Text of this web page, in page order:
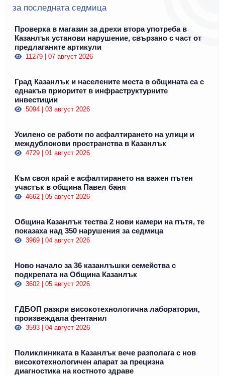
за последната седмица
Проверка в магазин за дрехи втора употреба в
Казанлък установи нарушение, свързано с част от
предлаганите артикули
11279 | 07 август 2026
Град Казанлък и населените места в общината са с
еднакъв приоритет в инфраструктурните
инвестиции
5094 | 03 август 2026
Усилено се работи по асфалтирането на улици и
междублокови пространства в Казанлък
4729 | 01 август 2026
Към своя край е асфалтирането на важен пътен
участък в община Павел баня
4662 | 05 август 2026
Община Казанлък тества 2 нови камери на пътя, те
показаха над 350 нарушения за седмица
3969 | 04 август 2026
Ново начало за 36 казанлъшки семейства с
подкрепата на Община Казанлък
3602 | 05 август 2026
ГДБОП разкри високотехнологична лаборатория,
произвеждала фентанил
3593 | 04 август 2026
Поликлиниката в Казанлък вече разполага с нов
високотехнологичен апарат за прецизна
диагностика на костното здраве